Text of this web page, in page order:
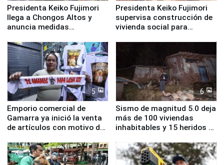
Presidenta Keiko Fujimori
llega a Chongos Altos y
anuncia medidas
educación, salud y empleo
Presidenta Keiko Fujimori
supervisa construcción de
vivienda social para
5
Emporio comercial de
Gamarra ya inició la venta
de artículos con motivo de
6
Sismo de magnitud 5.0 deja
más de 100 viviendas
inhabitables y 15 heridos en